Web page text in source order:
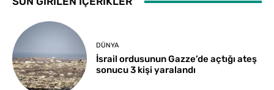
DÜNYA
İsrail ordusunun Gazze’de açtığı ateş
sonucu 3 kişi yaralandı